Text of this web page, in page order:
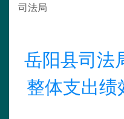
司法局
岳阳县司法
整体支出绩